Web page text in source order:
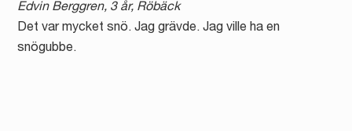
Edvin Berggren, 3 år, Röbäck
Det var mycket snö. Jag grävde. Jag ville ha en
snögubbe.